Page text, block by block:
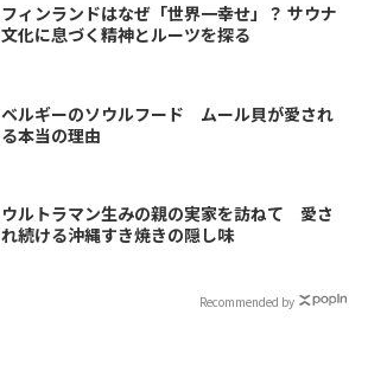
フィンランドはなぜ「世界一幸せ」？ サウナ
文化に息づく精神とルーツを探る
ベルギーのソウルフード ムール貝が愛され
る本当の理由
ウルトラマン生みの親の実家を訪ねて 愛さ
れ続ける沖縄すき焼きの隠し味
Recommended by